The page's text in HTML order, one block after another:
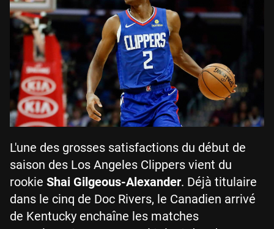
L'une des grosses satisfactions du début de
saison des Los Angeles Clippers vient du
rookie Shai Gilgeous-Alexander. Déjà titulaire
dans le cinq de Doc Rivers, le Canadien arrivé
de Kentucky enchaîne les matches